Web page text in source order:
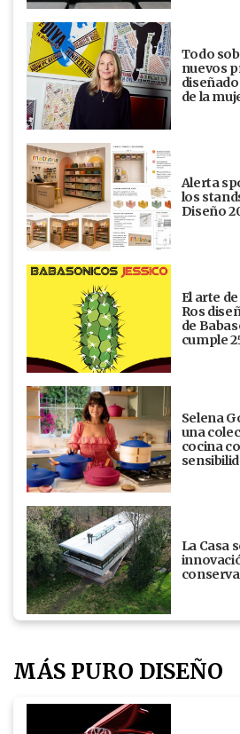
Todo
nuevos
de la
Alerta
los
Diseño
El arte
Ros
de
cumple
Selena
una
cocina
La Casa
MÁS PURO DISEÑO